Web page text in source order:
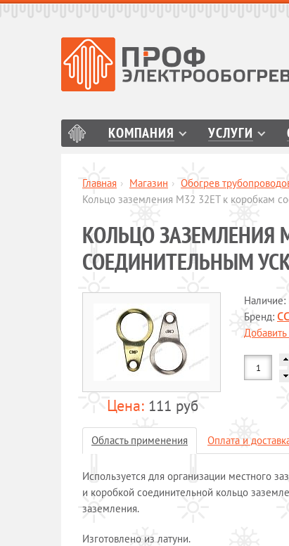
КОМПАНИЯ УСЛУГИ
Главная › Магазин › Обогрев
Кольцо заземления М32 32ЕТ к коробкам
КОЛЬЦО ЗАЗЕМЛЕНИЯ
СОЕДИНИТЕЛЬНЫМ
111 руб
Наличие:
Бренд:
Область применения Оплата и
Используется для организации местного
и коробкой соединительной кольцо
заземления.
Изготовлено из латуни.